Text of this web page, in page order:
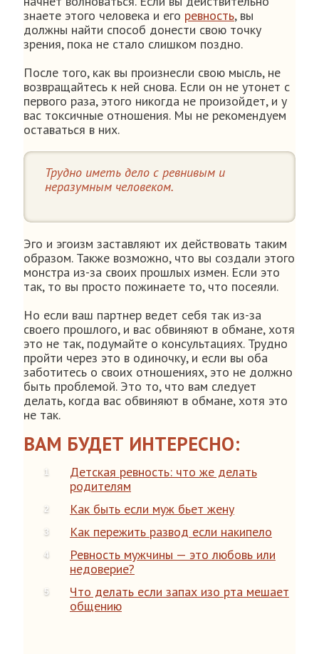
знаете этого человека и его ревность, вы
должны найти способ донести свою точку
зрения, пока не стало слишком поздно.
После того, как вы произнесли свою мысль, не
возвращайтесь к ней снова. Если он не утонет с
первого раза, этого никогда не произойдет, и у
вас токсичные отношения. Мы не рекомендуем
оставаться в них.
Трудно иметь дело с ревнивым и
неразумным человеком.
Эго и эгоизм заставляют их действовать таким
образом. Также возможно, что вы создали этого
монстра из-за своих прошлых измен. Если это
так, то вы просто пожинаете то, что посеяли.
Но если ваш партнер ведет себя так из-за
своего прошлого, и вас обвиняют в обмане, хотя
это не так, подумайте о консультациях. Трудно
пройти через это в одиночку, и если вы оба
заботитесь о своих отношениях, это не должно
быть проблемой. Это то, что вам следует
делать, когда вас обвиняют в обмане, хотя это
не так.
ВАМ БУДЕТ ИНТЕРЕСНО:
Детская ревность: что же делать
родителям
Как быть если муж бьет жену
Как пережить развод если накипело
Ревность мужчины — это любовь или
недоверие?
Что делать если запах изо рта мешает
общению